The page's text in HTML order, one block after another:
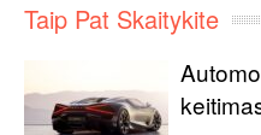
Taip Pat Skaitykite